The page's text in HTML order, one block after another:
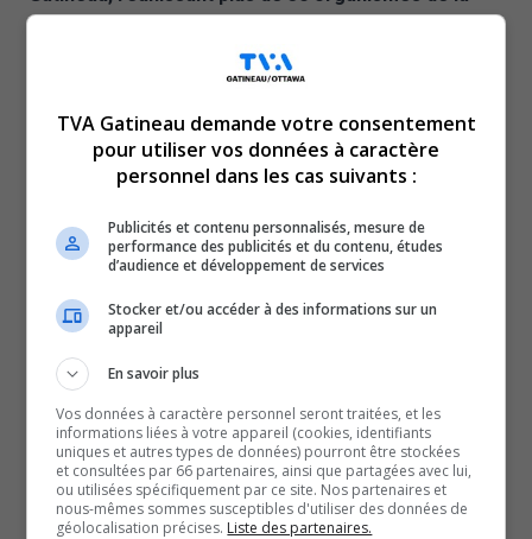
plus de 800 personnes, espère attirer une
Sur place, au parc Sainte-Bernadette, dans le secteur
Hull, les organisateurs s’attendent à accueillir au moins
800 personnes.
La Nuit des Sans-Abri vise à sensibiliser la population
aux enjeux liés à l’itinérance et à renforcer la solidarité
envers ceux qui vivent cette réalité. Plusieurs
participants ont partagé leur perspective
Un bulletin communautaire, Noir sur Blanc, est
également distribué gratuitement. Il met en lumière la
situation actuelle de l’itinérance dans la région.
L’Outaouais a reçu la note « D », indiquant une
détérioration de la situation.
L’augmentation du nombre de personnes en situation
TVA Gatineau demande votre consentement
pour utiliser vos données à caractère
personnel dans les cas suivants :
Publicités et contenu personnalisés, mesure de
performance des publicités et du contenu, études
d’audience et développement de services
Stocker et/ou accéder à des informations sur un
appareil
En savoir plus
Vos données à caractère personnel seront traitées, et les
informations liées à votre appareil (cookies, identifiants
uniques et autres types de données) pourront être stockées
et consultées par 66 partenaires, ainsi que partagées avec lui,
ou utilisées spécifiquement par ce site. Nos partenaires et
nous-mêmes sommes susceptibles d'utiliser des données de
géolocalisation précises. Liste des partenaires.